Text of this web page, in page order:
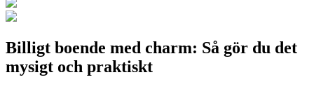
Billigt boende med charm: Så gör du det
mysigt och praktiskt